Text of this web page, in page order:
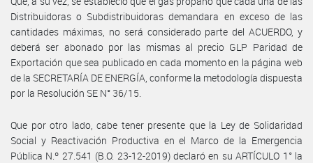
Distribuidoras o Subdistribuidoras demandara en exceso de las
cantidades máximas, no será considerado parte del ACUERDO, y
deberá ser abonado por las mismas al precio GLP Paridad de
Exportación que sea publicado en cada momento en la página web
de la SECRETARÍA DE ENERGÍA, conforme la metodología dispuesta
por la Resolución SE N° 36/15.
Que por otro lado, cabe tener presente que la Ley de Solidaridad
Social y Reactivación Productiva en el Marco de la Emergencia
Pública N.º 27.541 (B.O. 23-12-2019) declaró en su ARTÍCULO 1° la